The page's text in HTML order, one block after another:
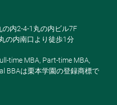
内2-4-1丸の内ビル7F
の内南口より徒歩1分
time MBA, Part-time MBA,
BBAは栗本学園の登録商標で